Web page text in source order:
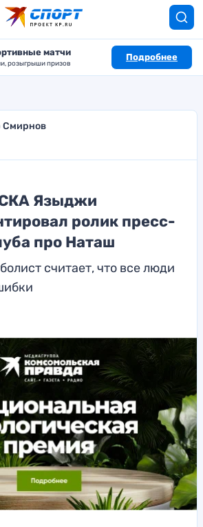
матчи
розыгрыши призов
Подробнее
Смирнов
Языджи
ролик пресс-
про Наташ
считает, что все люди